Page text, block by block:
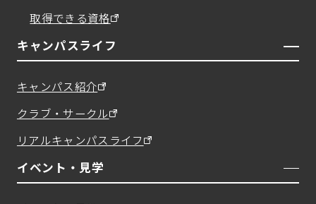
取得できる資格
キャンパスライフ
キャンパス紹介
クラブ・サークル
リアルキャンパスライフ
イベント・見学